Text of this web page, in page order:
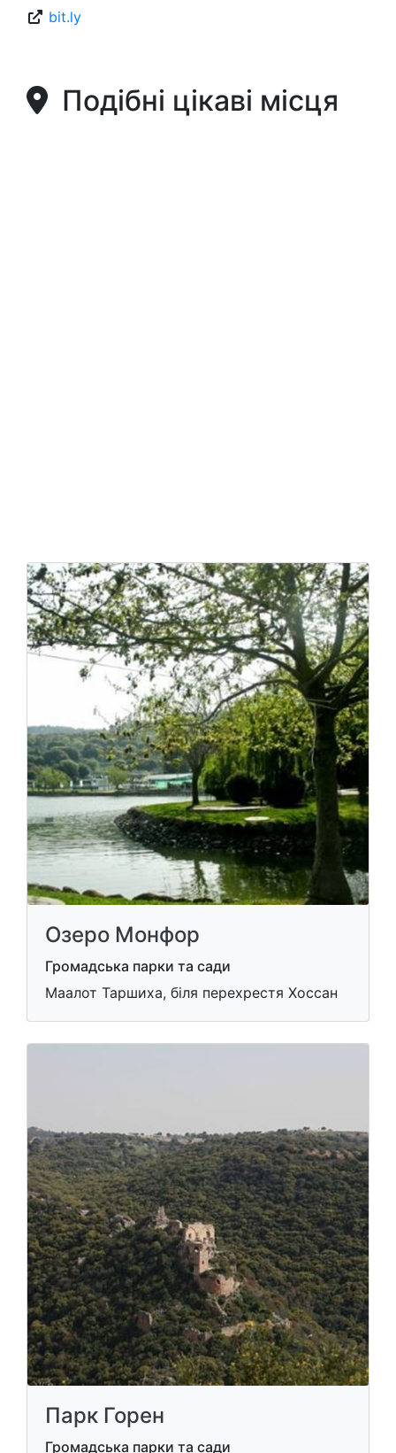
bit.ly
Подібні цікаві місця
Озеро Монфор
Громадська парки та сади
Маалот Таршиха, біля перехрестя Хоссан
Парк Горен
Громадська парки та сади